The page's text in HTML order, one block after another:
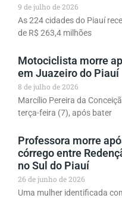
9 de julho de 2026
As 224 cidades do Piauí
de R$ 263,4 milhões
Motociclista morre
em Juazeiro do Piauí
8 de julho de 2026
Marcílio Pereira da
terça-feira (7), após bater
Professora morre
córrego entre
no Sul do Piauí
26 de junho de 2026
Uma mulher identificada